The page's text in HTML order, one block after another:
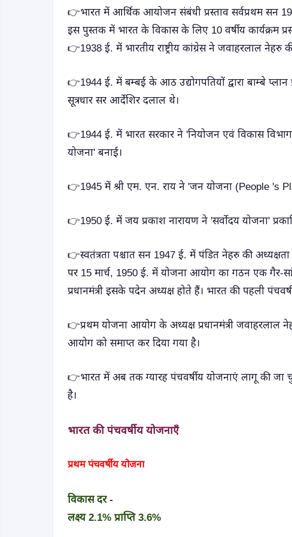
👉भारत में आर्थिक आयोजन संबंधी प्रस्ताव सर्वप्रथम सन
इस पुस्तक में भारत के विकास के लिए 10 वर्षीय कार्यक्रम
👉1938 ई. में भारतीय राष्ट्रीय कांग्रेस ने जवाहरलाल नेहरु
👉1944 ई. में बम्बई के आठ उद्योगपतियों द्वारा बाम्बे प्लान
सूत्रधार सर आर्देशिर दलाल थे।
👉1944 ई. में भारत सरकार ने 'नियोजन एवं विकास विभाग
योजना' बनाई।
👉1945 में श्री एम. एन. राय ने 'जन योजना (People 's
👉1950 ई. में जय प्रकाश नारायण ने 'सर्वोदय योजना'
👉स्वतंत्रता पश्चात सन 1947 ई. में पंडित नेहरु की
पर 15 मार्च, 1950 ई. में योजना आयोग का गठन एक गैर-
प्रधानमंत्री इसके पदेन अध्यक्ष होते हैं। भारत की पहली
👉प्रथम योजना आयोग के अध्यक्ष प्रधानमंत्री जवाहरलाल
आयोग को समाप्त कर दिया गया है।
👉भारत में अब तक ग्यारह पंचवर्षीय योजनाएं लागू की जा
है।
भारत की पंचवर्षीय योजनाएँ
प्रथम पंचवर्षीय योजना
विकास दर -
लक्ष्य 2.1% प्राप्ति 3.6%